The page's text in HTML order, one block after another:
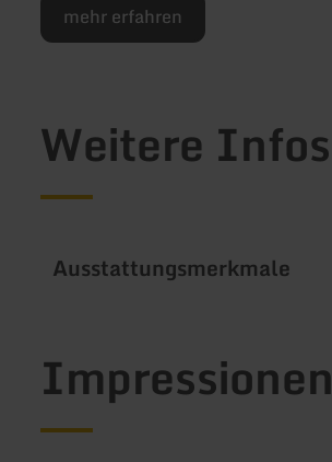
mehr erfahren
Weitere Infos
Ausstattungsmerkmale
Impressionen